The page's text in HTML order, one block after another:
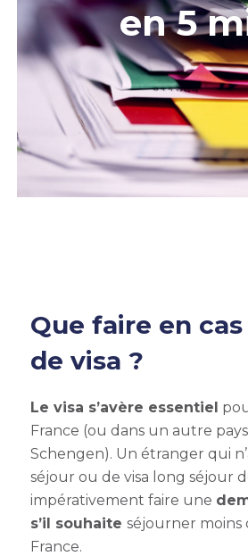
en 5
Que faire en
de visa ?
Le visa s’avère essentiel
France (ou dans un autre pays
Schengen). Un étranger qui
séjour ou de visa long séjour
impérativement faire une
s’il souhaite séjourner moins
France.